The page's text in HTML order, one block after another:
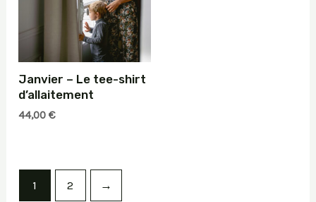
Janvier – Le tee-shirt
d’allaitement
44,00€
1 2 →